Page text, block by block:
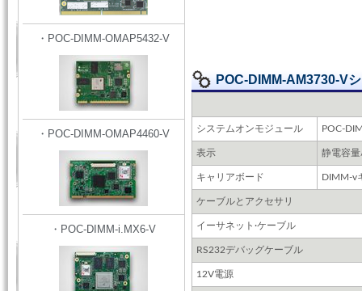
・POC-DIMM-OMAP5432-V
・POC-DIMM-OMAP4460-V
・POC-DIMM-i.MX6-V
POC-DIMM-AM3730-V
システムオンモジュール POC-
表示 静電容
キャリアボード DIMM-v
ケーブルとアクセサリ
イーサネット·ケーブル
RS232デバッグケーブル
12V電源